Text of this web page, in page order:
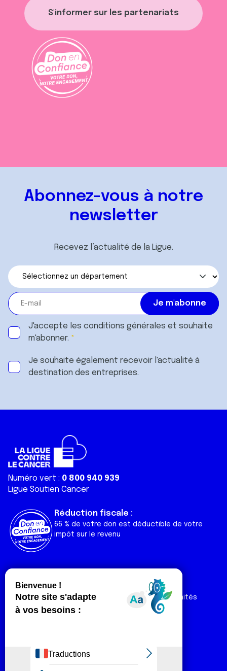
S'informer sur les partenariats
Abonnez-vous à notre
newsletter
Recevez l’actualité de la Ligue.
J'accepte les conditions générales et souhaite
m'abonner.
Je souhaite également recevoir l'actualité à
destination des entreprises.
Numéro vert : 0 800 940 939
Ligue Soutien Cancer
Réduction fiscale :
66 % de votre don est déductible de votre
impôt sur le revenu
Liens utiles
Nos actualités
Nos publications
Contact
Espace Ligue & comités
Espace chercheur